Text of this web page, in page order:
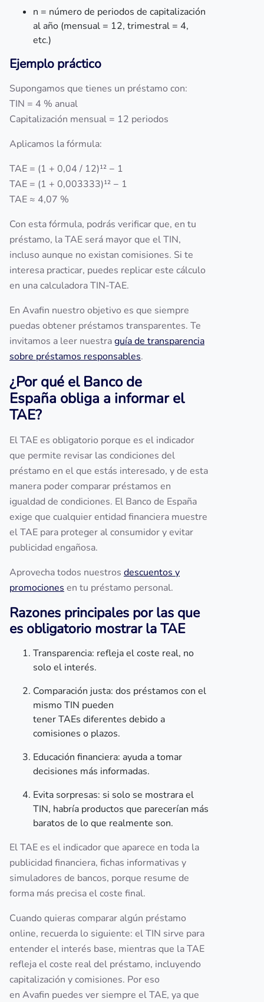
n = número de periodos de capitalización
al año (mensual = 12, trimestral = 4,
etc.)
Ejemplo práctico
Supongamos que tienes un préstamo con:
TIN = 4 % anual
Capitalización mensual = 12 periodos
Aplicamos la fórmula:
TAE = (1 + 0,04 / 12)¹² − 1
TAE = (1 + 0,003333)¹² − 1
TAE ≈ 4,07 %
Con esta fórmula, podrás verificar que, en tu
préstamo, la TAE será mayor que el TIN,
incluso aunque no existan comisiones. Si te
interesa practicar, puedes replicar este cálculo
en una calculadora TIN-TAE.
En Avafin nuestro objetivo es que siempre
puedas obtener préstamos transparentes. Te
invitamos a leer nuestraguía de transparencia
sobre préstamos responsables.
¿Por qué el Banco de
España obliga a informar el
TAE?
El TAE es obligatorio porque es el indicador
que permite revisar las condiciones del
préstamo en el que estás interesado, y de esta
manera poder comparar préstamos en
igualdad de condiciones. El Banco de España
exige que cualquier entidad financiera muestre
el TAE para proteger al consumidor y evitar
publicidad engañosa.
Aprovecha todos nuestros descuentos y
promociones en tu préstamo personal.
Razones principales por las que
es obligatorio mostrar la TAE
Transparencia: refleja el coste real, no
solo el interés.
Comparación justa: dos préstamos con el
mismo TIN pueden
tener TAEs diferentes debido a
comisiones o plazos.
Educación financiera: ayuda a tomar
decisiones más informadas.
Evita sorpresas: si solo se mostrara el
TIN, habría productos que parecerían más
baratos de lo que realmente son.
El TAE es el indicador que aparece en toda la
publicidad financiera, fichas informativas y
simuladores de bancos, porque resume de
forma más precisa el coste final.
Cuando quieras comparar algún préstamo
online, recuerda lo siguiente: el TIN sirve para
entender el interés base, mientras que la TAE
refleja el coste real del préstamo, incluyendo
capitalización y comisiones. Por eso
en Avafin puedes ver siempre el TAE, ya que